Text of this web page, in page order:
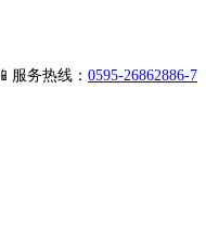
📱服务热线： 0595-26862886-7